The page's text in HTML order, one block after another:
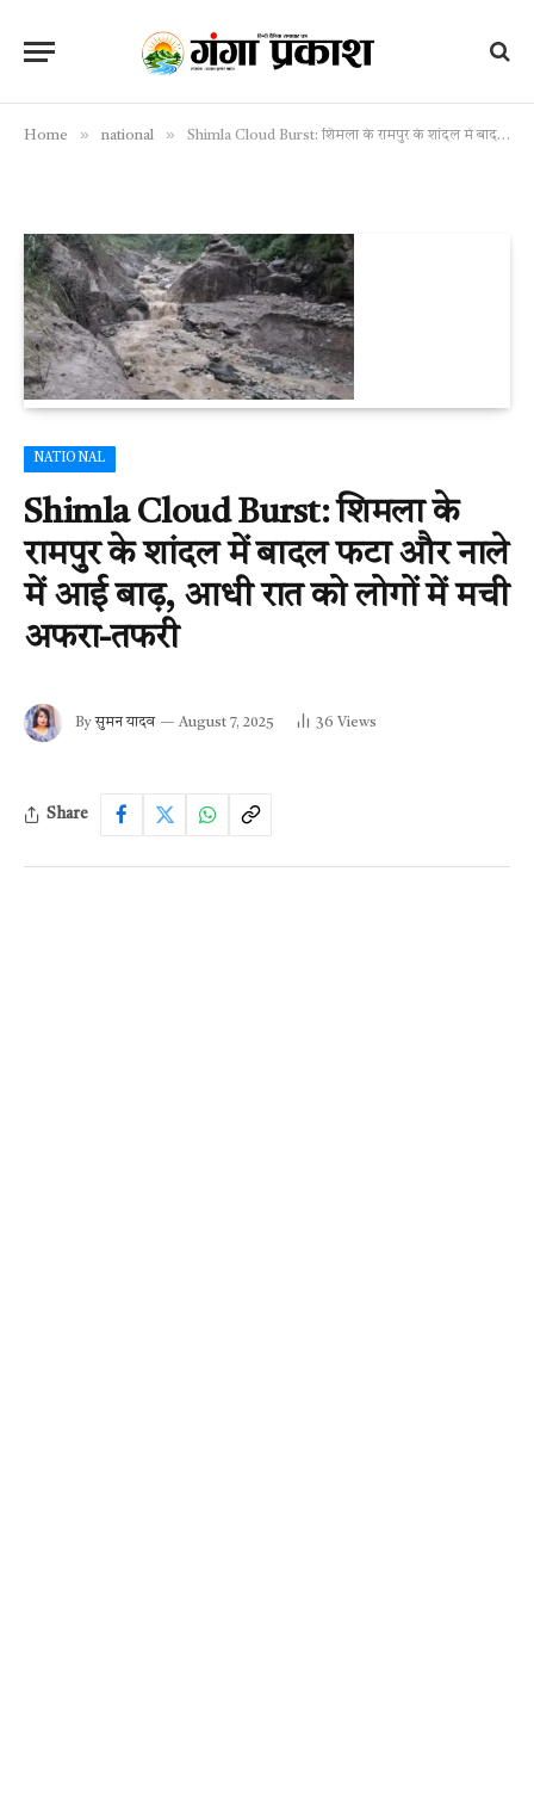
Home » national » Shimla Cloud Burst: शिमला के रामपुर के शांदल में बादल फटा और नाले में आई बाढ़, आधी रात को लोगों में मची अफरा-तफरी
NATIONAL
Shimla Cloud Burst: शिमला के
रामपुर के शांदल में बादल फटा और नाले
में आई बाढ़, आधी रात को लोगों में मची
अफरा-तफरी
By सुमन यादव August 7, 2025 36 Views
Share